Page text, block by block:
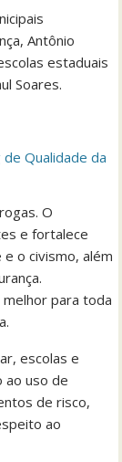
Antônio
estaduais
Soares.
de Qualidade da
O
e fortalece
o civismo, além
para toda
escolas e
ao uso de
de risco,
ao